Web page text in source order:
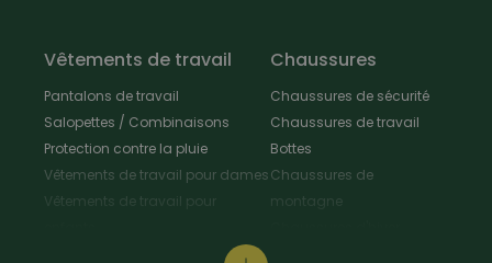
Vêtements de travail
Pantalons de travail
Salopettes / Combinaisons
Protection contre la pluie
Vêtements de travail pour dames
Vêtements de travail pour
Chaussures
Chaussures de sécurité
Chaussures de travail
Bottes
Chaussures de
montagne